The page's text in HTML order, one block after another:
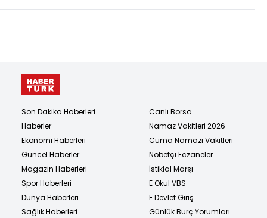
Son Dakika Haberleri
Haberler
Ekonomi Haberleri
Güncel Haberler
Magazin Haberleri
Spor Haberleri
Dünya Haberleri
Sağlık Haberleri
Canlı Borsa
Namaz Vakitleri 2026
Cuma Namazı Vakitleri
Nöbetçi Eczaneler
İstiklal Marşı
E Okul VBS
E Devlet Giriş
Günlük Burç Yorumları